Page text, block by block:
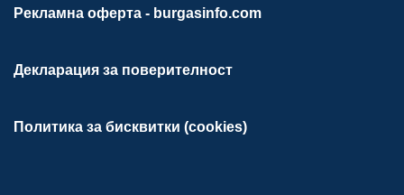
Рекламна оферта - burgasinfo.com
Декларация за поверителност
Политика за бисквитки (cookies)